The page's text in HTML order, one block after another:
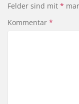
Felder sind mit *
Kommentar *